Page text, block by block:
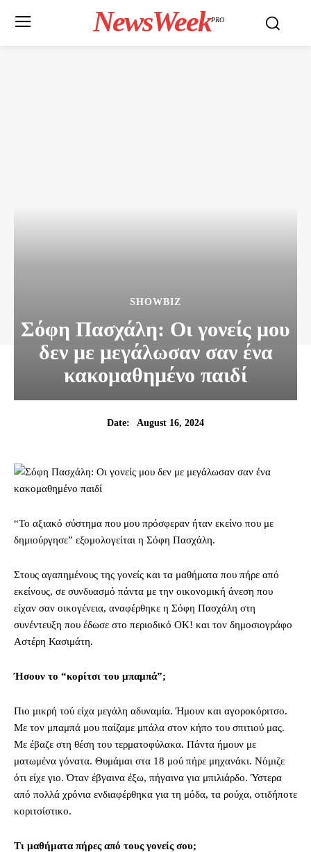
NewsWeekPRO
SHOWBIZ
Σόφη Πασχάλη: Οι γονείς μου
δεν με μεγάλωσαν σαν ένα
κακομαθημένο παιδί
Date: August 16, 2024
“Το αξιακό σύστημα που μου πρόσφεραν ήταν εκείνο που με
δημιούργησε” εξομολογείται η Σόφη Πασχάλη.
Στους αγαπημένους της γονείς και τα μαθήματα που πήρε από
εκείνους, σε συνδυασμό πάντα με την οικονομική άνεση που
είχαν σαν οικογένεια, αναφέρθηκε η Σόφη Πασχάλη στη
συνέντευξη που έδωσε στο περιοδικό ΟΚ! και τον δημοσιογράφο
Αστέρη Κασιμάτη.
Ήσουν το “κορίτσι του μπαμπά”;
Πιο μικρή τού είχα μεγάλη αδυναμία. Ήμουν και αγοροκόριτσο.
Με τον μπαμπά μου παίζαμε μπάλα στον κήπο του σπιτιού μας.
Με έβαζε στη θέση του τερματοφύλακα. Πάντα ήμουν με
ματωμένα γόνατα. Θυμάμαι στα 18 μού πήρε μηχανάκι. Νόμιζε
ότι είχε γιο. Όταν έβγαινα έξω, πήγαινα για μπιλιάρδο. Ύστερα
από πολλά χρόνια ενδιαφέρθηκα για τη μόδα, τα ρούχα, οτιδήποτε
κοριτσίστικο.
Τι μαθήματα πήρες από τους γονείς σου;